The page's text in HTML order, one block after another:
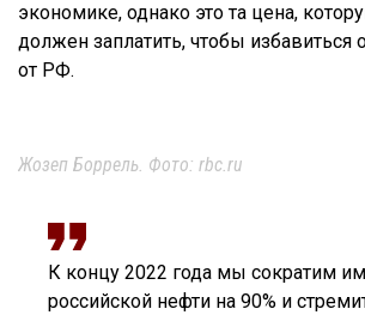
экономике, однако это та цена,
должен заплатить, чтобы избавиться
от РФ.
Жозеп Боррель. Фото: rbc.ru
К концу 2022 года мы сократим
российской нефти на 90% и